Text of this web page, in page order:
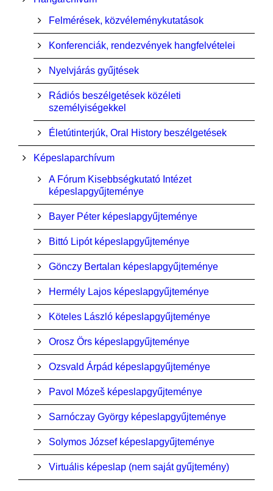
Felmérések, közvéleménykutatások
Konferenciák, rendezvények hangfelvételei
Nyelvjárás gyűjtések
Rádiós beszélgetések közéleti
személyiségekkel
Életútinterjúk, Oral History beszélgetések
Képeslaparchívum
A Fórum Kisebbségkutató Intézet
képeslapgyűjteménye
Bayer Péter képeslapgyűjteménye
Bittó Lipót képeslapgyűjteménye
Gönczy Bertalan képeslapgyűjteménye
Hermély Lajos képeslapgyűjteménye
Köteles László képeslapgyűjteménye
Orosz Örs képeslapgyűjteménye
Ozsvald Árpád képeslapgyűjteménye
Pavol Mózeš képeslapgyűjteménye
Sarnóczay György képeslapgyűjteménye
Solymos József képeslapgyűjteménye
Virtuális képeslap (nem saját gyűjtemény)